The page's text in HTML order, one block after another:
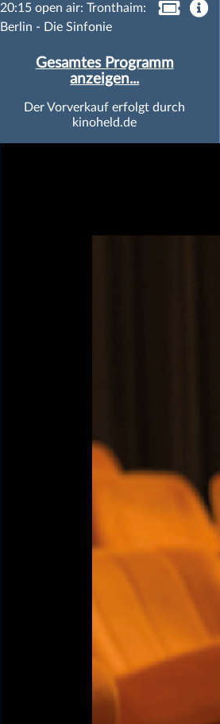
20:15 open air: Tronthaim:
Berlin - Die Sinfonie
Gesamtes Programm
anzeigen...
Der Vorverkauf erfolgt durch
kinoheld.de